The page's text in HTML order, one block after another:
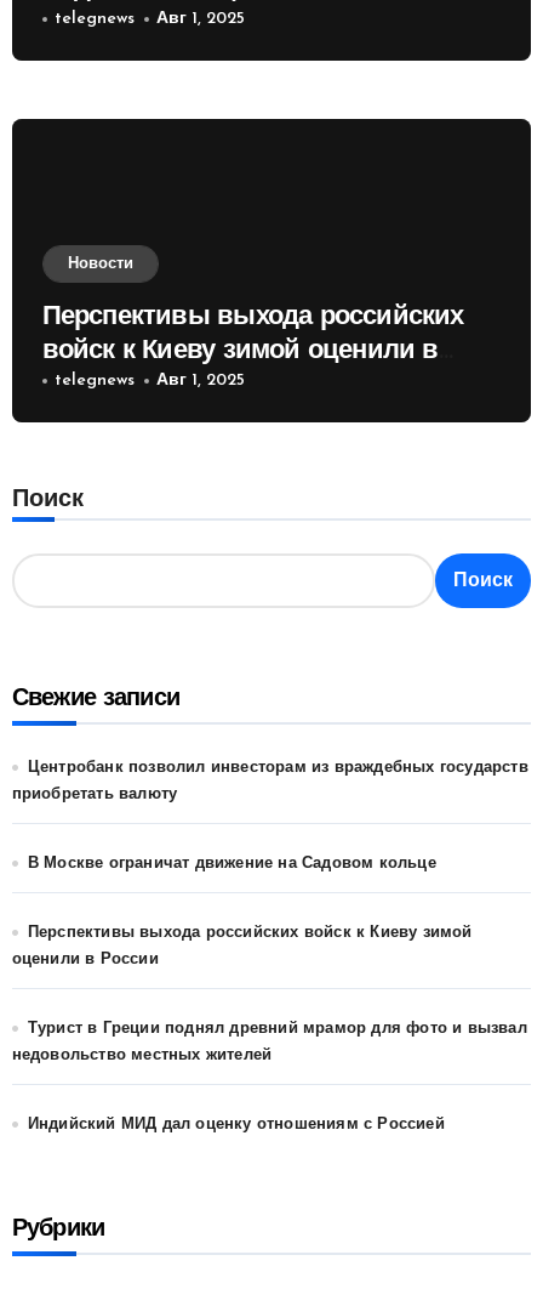
telegnews Авг 1, 2025
Новости
Перспективы выхода российских
войск к Киеву зимой оценили в
России
telegnews Авг 1, 2025
Поиск
Поиск
Свежие записи
Центробанк позволил инвесторам из враждебных государств
приобретать валюту
В Москве ограничат движение на Садовом кольце
Перспективы выхода российских войск к Киеву зимой
оценили в России
Турист в Греции поднял древний мрамор для фото и вызвал
недовольство местных жителей
Индийский МИД дал оценку отношениям с Россией
Рубрики